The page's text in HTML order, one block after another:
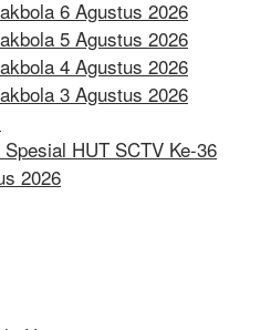
6 Agustus 2026
5 Agustus 2026
4 Agustus 2026
3 Agustus 2026
HUT SCTV Ke-36
2026